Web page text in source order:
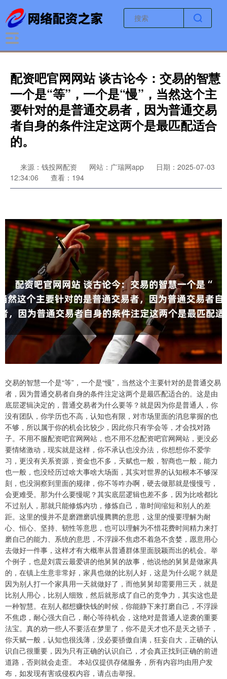
配资吧官网网站 谈古论今：交易的智慧
一个是“等”，一个是“慢”，当然这个主
要针对的是普通交易者，因为普通交易
者自身的条件注定这两个是最匹配适合
的。
来源：钱投网配资 网站：广瑞网app
日期：2025-07-03
12:34:06
查看：194
交易的智慧一个是“等”，一个是“慢”，当然这个主要针对的是普通交易
者，因为普通交易者自身的条件注定这两个是最匹配适合的。这是由
底层逻辑决定的，普通交易者为什么要等？就是因为你是普通人，你
没有团队，你学历也不高，认知也有限，对市场里面的消息掌握的也
不够，所以属于你的机会比较少，因此你只有学会等，才会找对路
子。不用不服配资吧官网网站，也不用不忿配资吧官网网站，更没必
要情绪激动，现实就是这样，你不承认也没办法，你想想你不爱学
习，更没有关系资源，资金也不多，天赋也一般，智商也一般，能力
也一般，也没经历过啥大事啥大场面，其实对世界的认知根本不够深
刻，也没洞察到里面的规律，你不等咋办啊，硬去做那就是慢慢亏，
会更难受。那为什么要慢呢？其实底层逻辑也差不多，因为比啥都比
不过别人，那就只能修炼内功，修炼自己，靠时间缩短和别人的差
距。这里的慢并不是磨蹭磨叽慢腾腾的意思，这里的慢要理解为耐
心、恒心、坚持、韧性等意思，也可以理解为不惜花费时间精力来打
磨自己的能力、系统的意思，不浮躁不焦虑不着急不贪婪，愿意用心
去做好一件事，这样才有大概率从普通群体里面脱颖而出的机会。举
个例子，也是刘震云最爱讲的他舅舅的故事，他说他的舅舅是做家具
的，在镇上生意非常好，家具也做的比别人好，这是为什么呢？就是
因为别人打一个家具用一天就做好了，而他舅舅却需要用三天，就是
比别人用心，比别人细致，然后就形成了自己的竞争力，其实这也是
一种智慧。在别人都想赚快钱的时候，你能静下来打磨自己，不浮躁
不焦虑，耐心强大自己，耐心等待机会，这绝对是普通人逆袭的重要
法宝。真的劝一些人不要活在梦里了，你不是天才也不是天之骄子，
你天赋一般，认知也很浅薄，没必要骄傲自满，狂妄自大，正确的认
识自己很重要，因为只有正确的认识自己，才会真正找到正确的前进
道路，否则就会走歪。 本站仅提供存储服务，所有内容均由用户发
布，如发现有害或侵权内容，请点击举报。